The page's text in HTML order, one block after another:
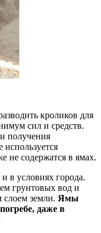
кроликов для
сил и средств.
получения
не содержатся в ямах.
в условиях города.
грунтовых вод и
слоем земли. Ямы
даже в